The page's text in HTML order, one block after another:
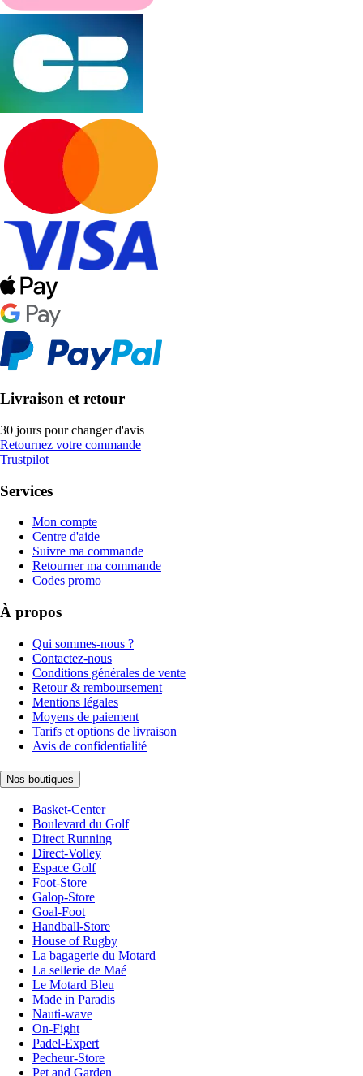
Livraison et retour
30 jours pour changer d'avis
Retournez votre commande
Trustpilot
Services
Mon compte
Centre d'aide
Suivre ma commande
Retourner ma commande
Codes promo
À propos
Qui sommes-nous ?
Contactez-nous
Conditions générales de vente
Retour & remboursement
Mentions légales
Moyens de paiement
Tarifs et options de livraison
Avis de confidentialité
Nos boutiques
Basket-Center
Boulevard du Golf
Direct Running
Direct-Volley
Espace Golf
Foot-Store
Galop-Store
Goal-Foot
Handball-Store
House of Rugby
La bagagerie du Motard
La sellerie de Maé
Le Motard Bleu
Made in Paradis
Nauti-wave
On-Fight
Padel-Expert
Pecheur-Store
Pet and Garden